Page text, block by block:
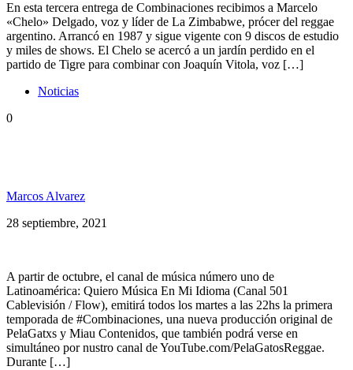
En esta tercera entrega de Combinaciones recibimos a Marcelo
«Chelo» Delgado, voz y líder de La Zimbabwe, prócer del reggae
argentino. Arrancó en 1987 y sigue vigente con 9 discos de estudio
y miles de shows. El Chelo se acercó a un jardín perdido en el
partido de Tigre para combinar con Joaquín Vitola, voz […]
Noticias
0
Marcos Alvarez
28 septiembre, 2021
A partir de octubre, el canal de música número uno de
Latinoamérica: Quiero Música En Mi Idioma (Canal 501
Cablevisión / Flow), emitirá todos los martes a las 22hs la primera
temporada de #Combinaciones, una nueva producción original de
PelaGatxs y Miau Contenidos, que también podrá verse en
simultáneo por nustro canal de YouTube.com/PelaGatosReggae.
Durante […]